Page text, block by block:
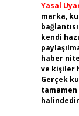
Yasal
marka,
kendi
haber
ve kişiler
Gerçek